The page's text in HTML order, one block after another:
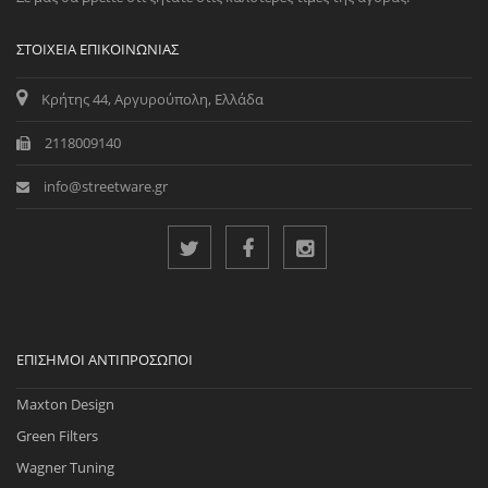
ΣΤΟΙΧΕΊΑ ΕΠΙΚΟΙΝΩΝΊΑΣ
Κρήτης 44, Αργυρούπολη, Ελλάδα
2118009140
info@streetware.gr
ΕΠΊΣΗΜΟΙ ΑΝΤΙΠΡΌΣΩΠΟΙ
Maxton Design
Green Filters
Wagner Tuning